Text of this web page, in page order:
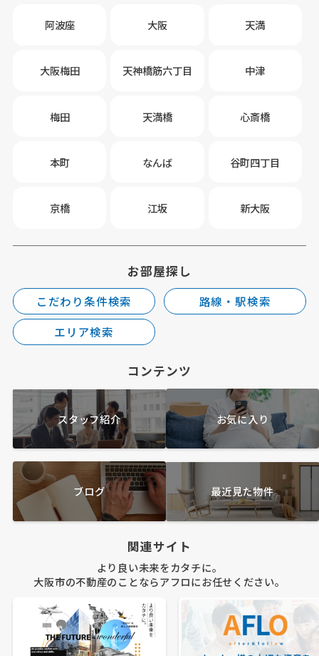
阿波座 大阪 天満
大阪梅田 天神橋筋六丁目 中津
梅田 天満橋 心斎橋
本町 なんば 谷町四丁目
京橋 江坂 新大阪
お部屋探し
こだわり条件検索
路線・駅検索
エリア検索
コンテンツ
スタッフ紹介 お気に入り
ブログ 最近見た物件
関連サイト
より良い未来をカタチに。
大阪市の不動産のことならアフロにお任せください。